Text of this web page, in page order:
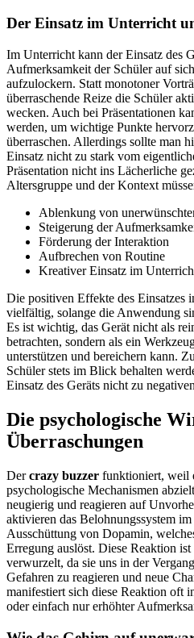
Der Einsatz im Unterricht
Im Unterricht kann der Einsatz des
Aufmerksamkeit der Schüler auf
aufzulockern. Statt monotoner
überraschende Reize die Schüler
wecken. Auch bei Präsentationen
werden, um wichtige Punkte
überraschen. Allerdings sollte man
Einsatz nicht zu stark vom
Präsentation nicht ins Lächerliche
Altersgruppe und der Kontext
Ablenkung von
Steigerung der
Förderung der Interaktion
Aufbrechen von Routine
Kreativer Einsatz im
Die positiven Effekte des Einsatzes
vielfältig, solange die Anwendung
Es ist wichtig, das Gerät nicht als
betrachten, sondern als ein
unterstützen und bereichern kann.
Schüler stets im Blick behalten
Einsatz des Geräts nicht zu
Die psychologische
Überraschungen
Dercrazy buzzer funktioniert, weil
psychologische Mechanismen
neugierig und reagieren auf
aktivieren das Belohnungssystem
Ausschüttung von Dopamin,
Erregung auslöst. Diese Reaktion
verwurzelt, da sie uns in der
Gefahren zu reagieren und neue
manifestiert sich diese Reaktion oft
oder einfach nur erhöhter